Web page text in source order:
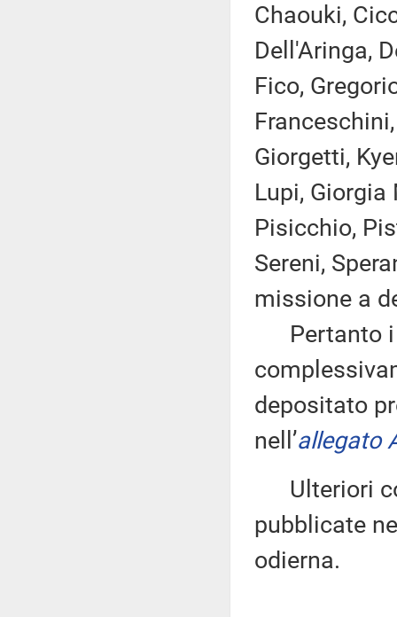
Chaouki,
Dell'Aringa,
Fico,
Giorgetti,
Lupi, Giorgia
Pisicchio,
Sereni,
missione a
Pertanto i
depositato
nell’allegato
Ulteriori
pubblicate
odierna.